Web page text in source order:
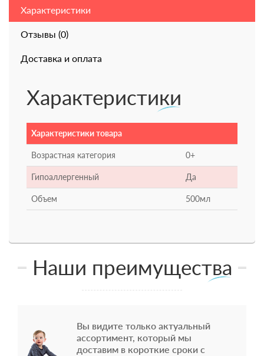
Характеристики
Отзывы (0)
Доставка и оплата
Характеристики
Характеристики товара
Возрастная категория 0+
Гипоаллергенный Да
Объем 500мл
Наши преимущества
Вы видите только актуальный
ассортимент, который мы
доставим в короткие сроки с